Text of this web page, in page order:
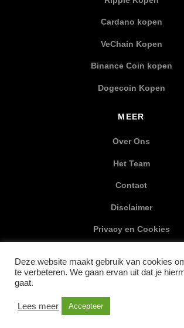
Cardano kopen
VeChain Kopen
Binance Coin kopen
Dogecoin Kopen
MEER
Over Ons
Het Team
Contact
Disclaimer
Privacy en Cookies
SOCIAL MEDIA
Deze website maakt gebruik van cookies
te verbeteren. We gaan ervan uit dat je
gaat.
Lees meer Accepteer